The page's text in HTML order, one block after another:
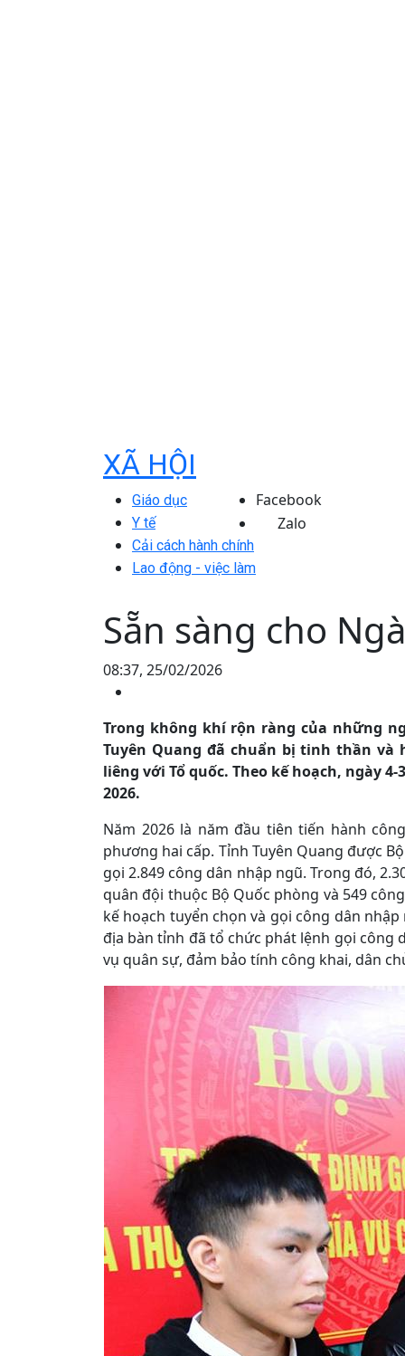
XÃ HỘI
Giáo dục
Y tế
Cải cách hành chính
Lao động - việc làm
Facebook
Zalo
Sẵn sàng cho
08:37, 25/02/2026
Trong không khí rộn ràng của những
Tuyên Quang đã chuẩn bị tinh thần
liêng với Tổ quốc. Theo kế hoạch, ngày
2026.
Năm 2026 là năm đầu tiên tiến hành
phương hai cấp. Tỉnh Tuyên Quang được
gọi 2.849 công dân nhập ngũ. Trong đó,
quân đội thuộc Bộ Quốc phòng và 549
kế hoạch tuyển chọn và gọi công dân
địa bàn tỉnh đã tổ chức phát lệnh gọi công
vụ quân sự, đảm bảo tính công khai, dân